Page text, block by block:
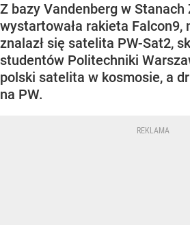
Z bazy Vandenberg w Stanach
wystartowała rakieta Falcon9,
znalazł się satelita PW-Sat2,
studentów Politechniki
polski satelita w kosmosie, a
na PW.